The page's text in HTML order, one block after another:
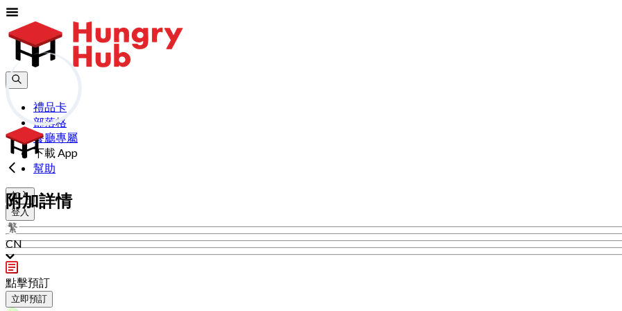
禮品卡
部落格
餐廳專屬
下載 App
幫助
加入
登入
CN
附加詳情
點擊預訂
立即預訂